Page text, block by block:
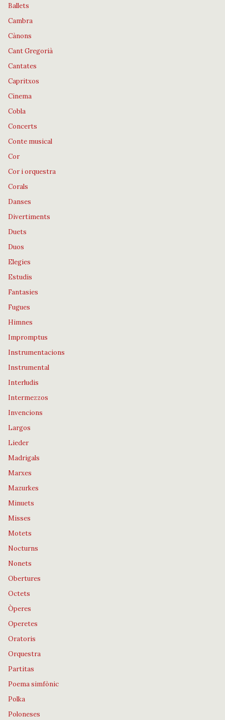
Ballets
Cambra
Cànons
Cant Gregorià
Cantates
Capritxos
Cinema
Cobla
Concerts
Conte musical
Cor
Cor i orquestra
Corals
Danses
Divertiments
Duets
Duos
Elegies
Estudis
Fantasies
Fugues
Himnes
Impromptus
Instrumentacions
Instrumental
Interludis
Intermezzos
Invencions
Largos
Lieder
Madrigals
Marxes
Mazurkes
Minuets
Misses
Motets
Nocturns
Nonets
Obertures
Octets
Òperes
Operetes
Oratoris
Orquestra
Partitas
Poema simfònic
Polka
Poloneses